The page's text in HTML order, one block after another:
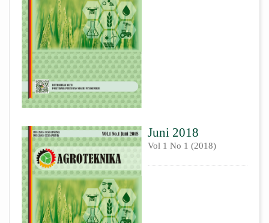
Juni 2018
Vol 1 No 1 (2018)